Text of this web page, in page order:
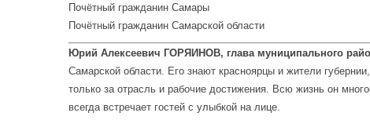
Почётный гражданин Самары
Почётный гражданин Самарской области
Юрий Алексеевич ГОРЯИНОВ, глава муниципального
Самарской области. Его знают красноярцы и жители
только за отрасль и рабочие достижения. Всю жизнь он
всегда встречает гостей с улыбкой на лице.